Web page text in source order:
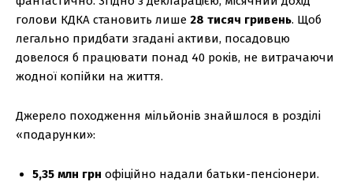
голови КДКА становить лише 28 тисяч гривень. Щоб
легально придбати згадані активи, посадовцю
довелося б працювати понад 40 років, не витрачаючи
жодної копійки на життя.
Джерело походження мільйонів знайшлося в розділі
«подарунки»:
5,35 млн грн офіційно надали батьки-пенсіонери.